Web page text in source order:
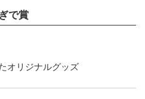
で賞
オリジナルグッズ